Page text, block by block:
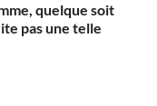
quelque soit
pas une telle